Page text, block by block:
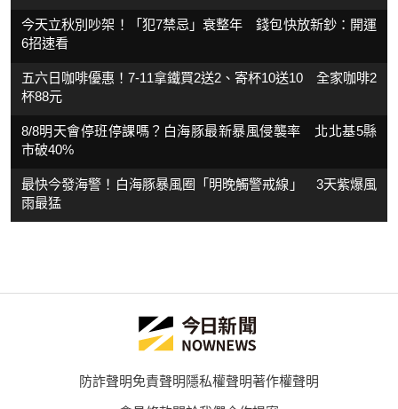
今天立秋別吵架！「犯7禁忌」衰整年 錢包快放新鈔：開運
6招速看
五六日咖啡優惠！7-11拿鐵買2送2、寄杯10送10 全家咖啡2
杯88元
8/8明天會停班停課嗎？白海豚最新暴風侵襲率 北北基5縣
市破40%
最快今發海警！白海豚暴風圈「明晚觸警戒線」 3天紫爆風
雨最猛
防詐聲明免責聲明隱私權聲明著作權聲明